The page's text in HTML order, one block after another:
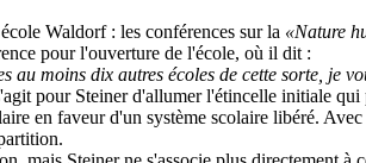
Waldorf : les conférences sur la «Nature
pour l'ouverture de l'école, où il dit :
au moins dix autres écoles de cette sorte, je
pour Steiner d'allumer l'étincelle initiale
en faveur d'un système scolaire libéré.